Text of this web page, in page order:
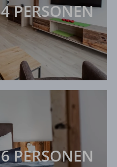
PERSONEN
PERSONEN